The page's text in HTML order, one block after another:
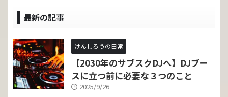
最新の記事
けんしろうの日常
【2030年のサブスクDJへ】DJブー
スに立つ前に必要な３つのこと
2025/9/26